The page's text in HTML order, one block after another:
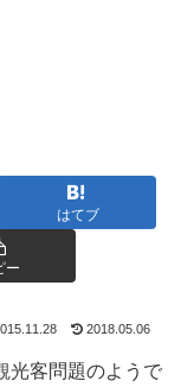
はてブ
ー
2018.05.06
光客問題のようで